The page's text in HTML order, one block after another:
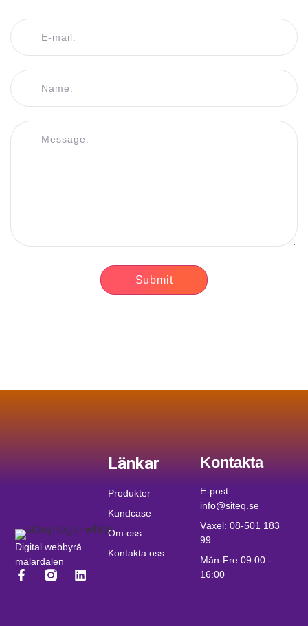
Digital webbyrå
mälardalen
Länkar
Produkter
Kundcase
Om oss
Kontakta oss
Kontakta
E-post:
info@siteq.se
Växel: 08-501 183
99
Mån-Fre 09:00 -
16:00